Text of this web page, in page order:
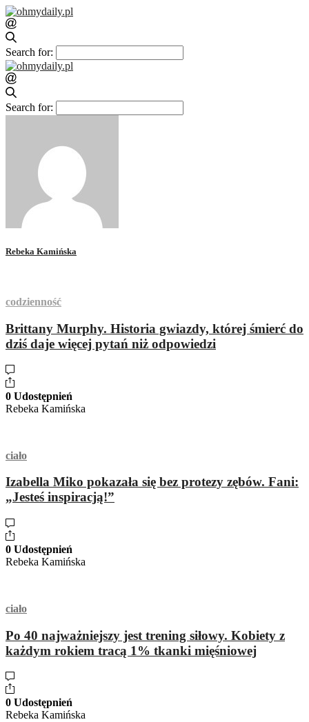
Search for:
Search for:
Rebeka Kamińska
codzienność
Brittany Murphy. Historia gwiazdy, której śmierć do
dziś daje więcej pytań niż odpowiedzi
0 Udostępnień
Rebeka Kamińska
ciało
Izabella Miko pokazała się bez protezy zębów. Fani:
„Jesteś inspiracją!”
0 Udostępnień
Rebeka Kamińska
ciało
Po 40 najważniejszy jest trening siłowy. Kobiety z
każdym rokiem tracą 1% tkanki mięśniowej
0 Udostępnień
Rebeka Kamińska